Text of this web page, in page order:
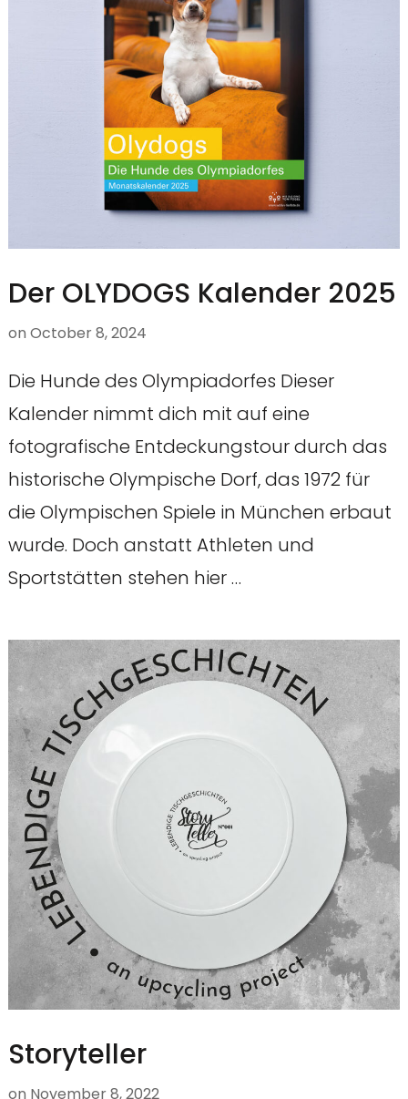
Der OLYDOGS Kalender 2025
on October 8, 2024
Die Hunde des Olympiadorfes Dieser
Kalender nimmt dich mit auf eine
fotografische Entdeckungstour durch das
historische Olympische Dorf, das 1972 für
die Olympischen Spiele in München erbaut
wurde. Doch anstatt Athleten und
Sportstätten stehen hier …
Storyteller
on November 8, 2022